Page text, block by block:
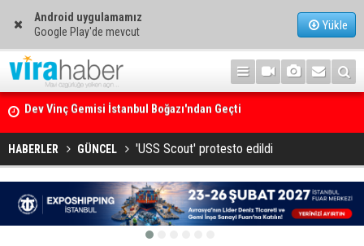
Android uygulamamız
Google Play'de mevcut
Yükle
Ege Denizi’nin En Büyük Mercan Ormanı
HABERLER GÜNCEL 'USS Scout' protesto edildi